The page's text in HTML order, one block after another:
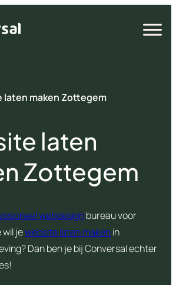
Open
laten maken Zottegem
laten
Zottegem
webdesignbureau voor
wil jewebsite laten makenin
Dan ben je bij Conversal echter